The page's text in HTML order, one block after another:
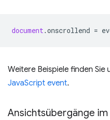
document.onscrollend =
Weitere Beispiele finden Sie
JavaScript event.
Ansichtsübergänge